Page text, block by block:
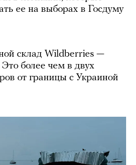
ее на выборах в Госдуму
склад Wildberries —
более чем в двух
от границы с Украиной